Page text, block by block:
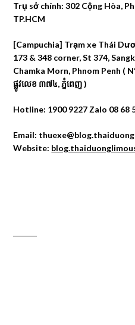
Trụ sở chính: 302 Cộng Hòa,
TP.HCM
[Campuchia] Trạm xe Thái
173 & 348 corner, St 374,
Chamka Morn, Phnom Penh (
ផ្លូវលេខ ៣៧៤, ភ្នំពេញ )
Hotline: 1900 9227 Zalo 08 68
Email:
Website: